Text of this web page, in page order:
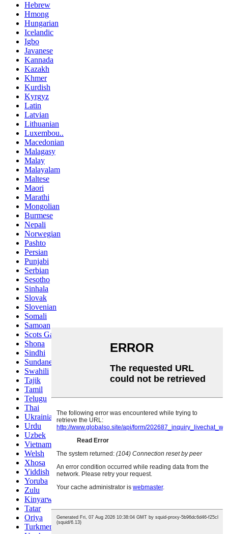
Hebrew
Hmong
Hungarian
Icelandic
Igbo
Javanese
Kannada
Kazakh
Khmer
Kurdish
Kyrgyz
Latin
Latvian
Lithuanian
Luxembou..
Macedonian
Malagasy
Malay
Malayalam
Maltese
Maori
Marathi
Mongolian
Burmese
Nepali
Norwegian
Pashto
Persian
Punjabi
Serbian
Sesotho
Sinhala
Slovak
Slovenian
Somali
Samoan
Scots Gaelic
Shona
Sindhi
Sundanese
Swahili
Tajik
Tamil
Telugu
Thai
Ukrainian
Urdu
Uzbek
Vietnamese
Welsh
Xhosa
Yiddish
Yoruba
Zulu
Kinyarwanda
Tatar
Oriya
Turkmen